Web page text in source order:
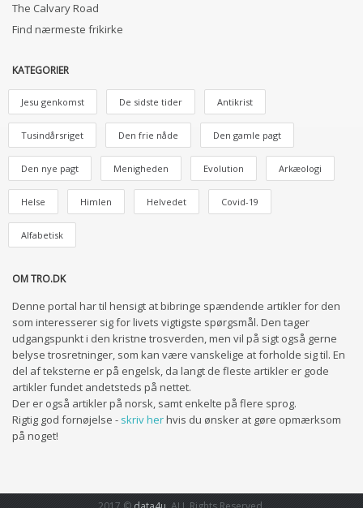
The Calvary Road
Find nærmeste frikirke
KATEGORIER
Jesu genkomst De sidste tider Antikrist
Tusindårsriget Den frie nåde Den gamle pagt
Den nye pagt Menigheden Evolution Arkæologi
Helse Himlen Helvedet Covid-19
Alfabetisk
OM TRO.DK
Denne portal har til hensigt at bibringe spændende artikler for den
som interesserer sig for livets vigtigste spørgsmål. Den tager
udgangspunkt i den kristne trosverden, men vil på sigt også gerne
belyse trosretninger, som kan være vanskelige at forholde sig til. En
del af teksterne er på engelsk, da langt de fleste artikler er gode
artikler fundet andetsteds på nettet.
Der er også artikler på norsk, samt enkelte på flere sprog.
Rigtig god fornøjelse - skriv herhvis du ønsker at gøre opmærksom
på noget!